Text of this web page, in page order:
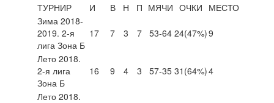
ТУРНИР
И В Н П МЯЧИ ОЧКИ МЕСТО
Зима 2018-
2019. 2-я
лига Зона Б
17 7 3 7 53-64 24(47%)9
Лето 2018.
2-я лига
Зона Б
16 9 4 3 57-35 31 (64%)4
Лето 2018.